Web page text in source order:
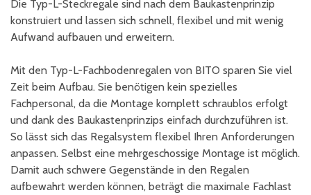
Die Typ-L-Steckregale sind nach dem Baukastenprinzip
konstruiert und lassen sich schnell, flexibel und mit wenig
Aufwand aufbauen und erweitern.
Mit den Typ-L-Fachbodenregalen von BITO sparen Sie viel
Zeit beim Aufbau. Sie benötigen kein spezielles
Fachpersonal, da die Montage komplett schraublos erfolgt
und dank des Baukastenprinzips einfach durchzuführen ist.
So lässt sich das Regalsystem flexibel Ihren Anforderungen
anpassen. Selbst eine mehrgeschossige Montage ist möglich.
Damit auch schwere Gegenstände in den Regalen
aufbewahrt werden können, beträgt die maximale Fachlast